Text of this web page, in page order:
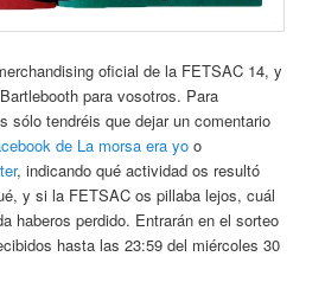
oficial de la FETSAC 14, y
para vosotros. Para
sólo tendréis que dejar un comentario
de La morsa era yo o
, indicando qué actividad os resultó
y si la FETSAC os pillaba lejos, cuál
haberos perdido. Entrarán en el sorteo
hasta las 23:59 del miércoles 30